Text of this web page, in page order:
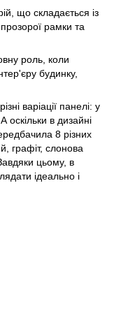
що складається із
, прозорої рамки та
роль, коли
будинку,
варіації панелі: у
оскільки в дизайні
8 різних
графіт, слонова
цьому, в
ідеально і